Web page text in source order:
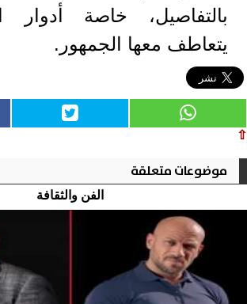
بالتفاصيل، خاصة أدوار
يتعاطف معها الجمهور.
⇧
موضوعات متعلقة
الفن والثقافة